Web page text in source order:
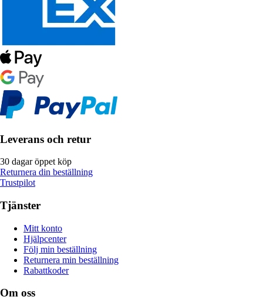
Leverans och retur
30 dagar öppet köp
Returnera din beställning
Trustpilot
Tjänster
Mitt konto
Hjälpcenter
Följ min beställning
Returnera min beställning
Rabattkoder
Om oss